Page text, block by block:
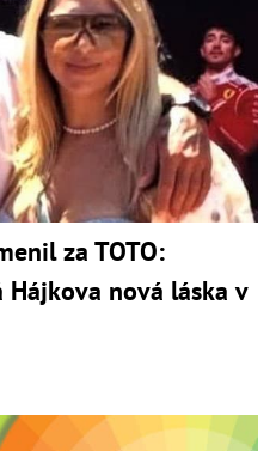
za TOTO:
Hájkova nová láska v